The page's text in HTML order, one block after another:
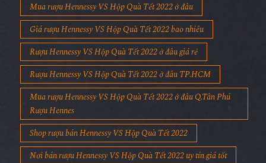
Mua rượu Hennessy VS Hộp Quà Tết 2022 ở đâu
Giá rượu Hennessy VS Hộp Quà Tết 2022 bao nhiêu
Rượu Hennessy VS Hộp Quà Tết 2022 ở đâu giá rẻ
Rượu Hennessy VS Hộp Quà Tết 2022 ở đâu TP.HCM
Mua rượu Hennessy VS Hộp Quà Tết 2022 ở đâu Q.Tân Phú
Rượu Hennes
Shop rượu bán Hennessy VS Hộp Quà Tết 2022
Nơi bán rượu Hennessy VS Hộp Quà Tết 2022 uy tín giá tốt